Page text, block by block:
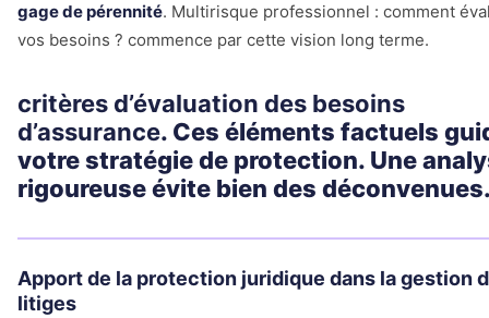
gage de pérennité. Multirisque professionnel : comment
vos besoins ? commence par cette vision long terme.
critères d’évaluation des besoins
d’assurance. Ces éléments factuels
votre stratégie de protection. Une
rigoureuse évite bien des
Apport de la protection juridique dans la gestion
litiges